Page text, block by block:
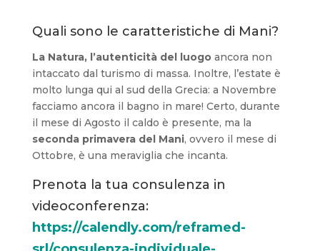
Quali sono le caratteristiche di Mani?
La Natura, l’autenticità del luogoancora non
intaccato dal turismo di massa. Inoltre, l’estate è
molto lunga qui al sud della Grecia: a Novembre
facciamo ancora il bagno in mare! Certo, durante
il mese di Agosto il caldo è presente, ma la
seconda primavera del Mani, ovvero il mese di
Ottobre, è una meraviglia che incanta.
Prenota la tua consulenza in
videoconferenza:
https://calendly.com/reframed-